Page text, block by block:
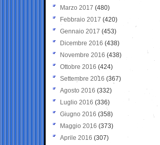
Marzo 2017 (480)
Febbraio 2017 (420)
Gennaio 2017 (453)
Dicembre 2016 (438)
Novembre 2016 (438)
Ottobre 2016 (424)
Settembre 2016 (367)
Agosto 2016 (332)
Luglio 2016 (336)
Giugno 2016 (358)
Maggio 2016 (373)
Aprile 2016 (307)